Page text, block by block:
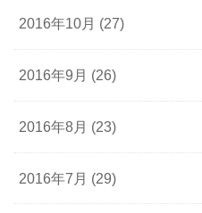
2016年10月 (27)
2016年9月 (26)
2016年8月 (23)
2016年7月 (29)